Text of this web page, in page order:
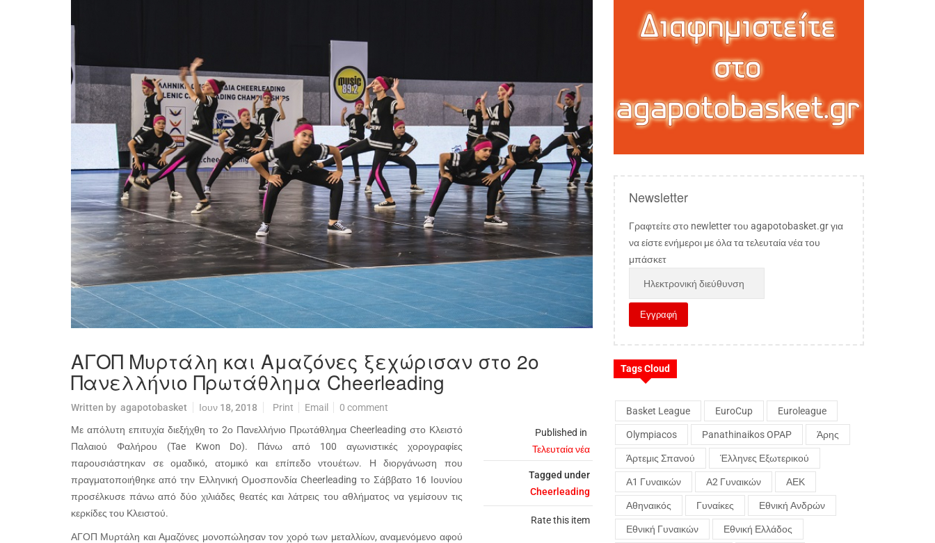
ΑΓΟΠ Μυρτάλη και Αμαζόνες ξεχώρισαν στο 2ο
Πανελλήνιο Πρωτάθλημα Cheerleading
Written by agapotobasket Ιουν 18, 2018 Print Email 0 comment
Published in
Τελευταία νέα
Tagged under
Cheerleading
Rate this item
Με απόλυτη επιτυχία διεξήχθη το 2ο Πανελλήνιο Πρωτάθλημα Cheerleading στο Κλειστό
Παλαιού Φαλήρου (Tae Kwon Do). Πάνω από 100 αγωνιστικές χορογραφίες
παρουσιάστηκαν σε ομαδικό, ατομικό και επίπεδο ντουέτων. Η διοργάνωση που
πραγματοποιήθηκε από την Ελληνική Ομοσπονδία Cheerleading το Σάββατο 16 Ιουνίου
προσέλκυσε πάνω από δύο χιλιάδες θεατές και λάτρεις του αθλήματος να γεμίσουν τις
κερκίδες του Κλειστού.
ΑΓΟΠ Μυρτάλη και Αμαζόνες μονοπώλησαν τον χορό των μεταλλίων, αναμενόμενο αφού
Newsletter
Γραφτείτε στο newletter του agapotobasket.gr για
να είστε ενήμεροι με όλα τα τελευταία νέα του
μπάσκετ
Tags Cloud
Basket League EuroCup Euroleague
Olympiacos Panathinaikos OPAP Άρης
Άρτεμις Σπανού Έλληνες Εξωτερικού
Α1 Γυναικών Α2 Γυναικών ΑΕΚ
Αθηναικός Γυναίκες Εθνική Ανδρών
Εθνική Γυναικών Εθνική Ελλάδος